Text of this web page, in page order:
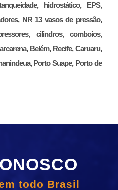
hidrostático, EPS,
NR 13 vasos de pressão,
cilindros, comboios,
Belém, Recife, Caruaru,
Porto Suape, Porto de
todo Brasil